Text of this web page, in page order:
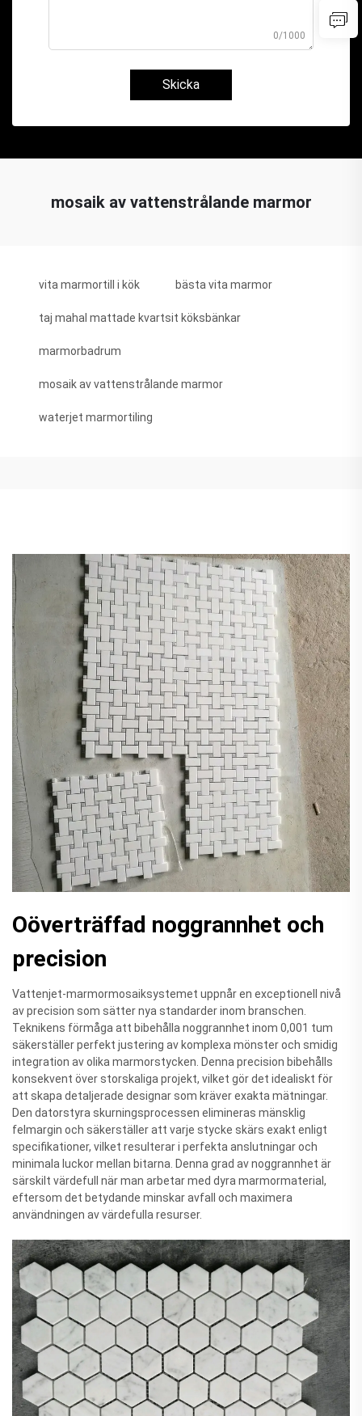
0/1000
Skicka
mosaik av vattenstrålande marmor
vita marmortill i kök bästa vita marmor
taj mahal mattade kvartsit köksbänkar
marmorbadrum
mosaik av vattenstrålande marmor
waterjet marmortiling
Oöverträffad noggrannhet och
precision
Vattenjet-marmormosaiksystemet uppnår en exceptionell nivå
av precision som sätter nya standarder inom branschen.
Teknikens förmåga att bibehålla noggrannhet inom 0,001 tum
säkerställer perfekt justering av komplexa mönster och smidig
integration av olika marmorstycken. Denna precision bibehålls
konsekvent över storskaliga projekt, vilket gör det idealiskt för
att skapa detaljerade designar som kräver exakta mätningar.
Den datorstyra skurningsprocessen elimineras mänsklig
felmargin och säkerställer att varje stycke skärs exakt enligt
specifikationer, vilket resulterar i perfekta anslutningar och
minimala luckor mellan bitarna. Denna grad av noggrannhet är
särskilt värdefull när man arbetar med dyra marmormaterial,
eftersom det betydande minskar avfall och maximera
användningen av värdefulla resurser.